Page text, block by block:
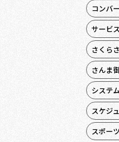
コンバ
サービ
さくら
さんま
システ
スケジ
スポー